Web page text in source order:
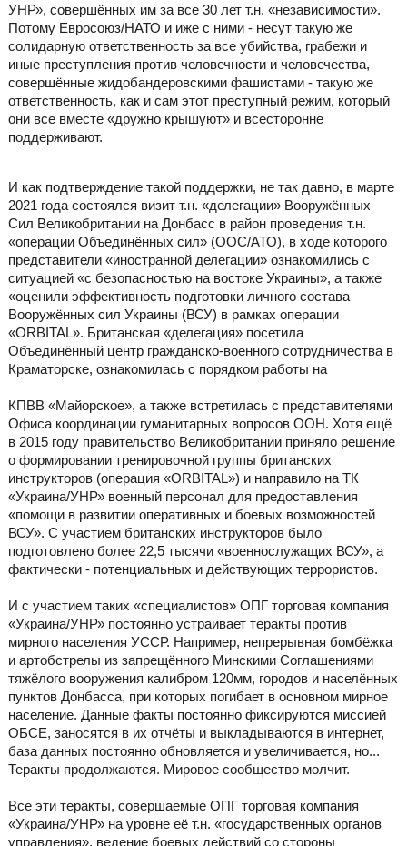
УНР», совершённых им за все 30 лет т.н. «независимости».
Потому Евросоюз/НАТО и иже с ними - несут такую же
солидарную ответственность за все убийства, грабежи и
иные преступления против человечности и человечества,
совершённые жидобандеровскими фашистами - такую же
ответственность, как и сам этот преступный режим, который
они все вместе «дружно крышуют» и всесторонне
поддерживают.
И как подтверждение такой поддержки, не так давно, в марте
2021 года состоялся визит т.н. «делегации» Вооружённых
Сил Великобритании на Донбасс в район проведения т.н.
«операции Объединённых сил» (ООС/АТО), в ходе которого
представители «иностранной делегации» ознакомились с
ситуацией «с безопасностью на востоке Украины», а также
«оценили эффективность подготовки личного состава
Вооружённых сил Украины (ВСУ) в рамках операции
«ORBITAL». Британская «делегация» посетила
Объединённый центр гражданско-военного сотрудничества в
Краматорске, ознакомилась с порядком работы на
КПВВ «Майорское», а также встретилась с представителями
Офиса координации гуманитарных вопросов ООН. Хотя ещё
в 2015 году правительство Великобритании приняло решение
о формировании тренировочной группы британских
инструкторов (операция «ORBITAL») и направило на ТК
«Украина/УНР» военный персонал для предоставления
«помощи в развитии оперативных и боевых возможностей
ВСУ». С участием британских инструкторов было
подготовлено более 22,5 тысячи «военнослужащих ВСУ», а
фактически - потенциальных и действующих террористов.
И с участием таких «специалистов» ОПГ торговая компания
«Украина/УНР» постоянно устраивает теракты против
мирного населения УССР. Например, непрерывная бомбёжка
и артобстрелы из запрещённого Минскими Соглашениями
тяжёлого вооружения калибром 120мм, городов и населённых
пунктов Донбасса, при которых погибает в основном мирное
население. Данные факты постоянно фиксируются миссией
ОБСЕ, заносятся в их отчёты и выкладываются в интернет,
база данных постоянно обновляется и увеличивается, но...
Теракты продолжаются. Мировое сообщество молчит.
Все эти теракты, совершаемые ОПГ торговая компания
«Украина/УНР» на уровне её т.н. «государственных органов
управления», ведение боевых действий со стороны